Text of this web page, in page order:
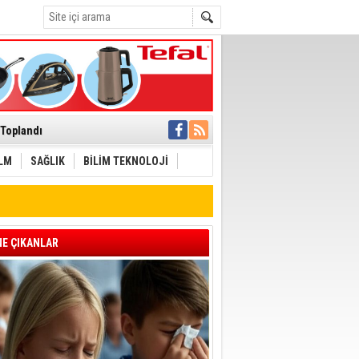
İletti
Ziyaret
SAĞLIK BİLİM TEKNOLOJİ
ÇIKANLAR